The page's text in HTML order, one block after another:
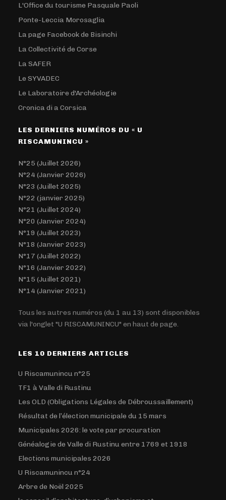
L'Office du tourisme Pasquale Paoli
Ponte-Leccia Morosaglia
La page Facebook de Bisinchi
La Collectivité de Corse
La SAFER
Le SYVADEC
Le Laboratoire d'Archéologie
Cronica di a Corsica
LES DERNIERS NUMÉROS DU « U
RISCAMUNINCU »
N°25 (Juillet 2026)
N°24 (Janvier 2026)
N°23 (Juillet 2025)
N°22 (janvier 2025)
N°21 (Juillet 2024)
N°20 (Janvier 2024)
N°19 (Juillet 2023)
N°18 (Janvier 2023)
N°17 (Juillet 2022)
N°16 (Janvier 2022)
N°15 (Juillet 2021)
N°14 (Janvier 2021)
Tous les autres numéros (du 1 au 13) sont disponibles
via l'onglet "U RISCAMUNINCU" en haut de page.
LES 10 DERNIERS ARTICLES
U Riscamunincu n°25
TF1 à Valle di Rustinu
Les OLD (Obligations Légales de Débroussaillement)
Résultat de l’élection municipale du 15 mars
Municipales 2026: le vote par procuration
Généalogie de Valle di Rustinu entre 1769 et 1918
Elections municipales 2026
U Riscamunincu n°24
Arbre de Noël 2025